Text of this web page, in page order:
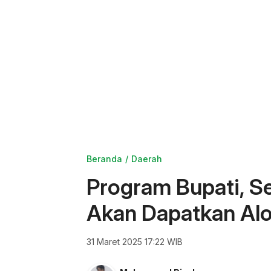
Beranda Daerah
Program Bupati,
Akan Dapatkan
31 Maret 2025 17:22 WIB